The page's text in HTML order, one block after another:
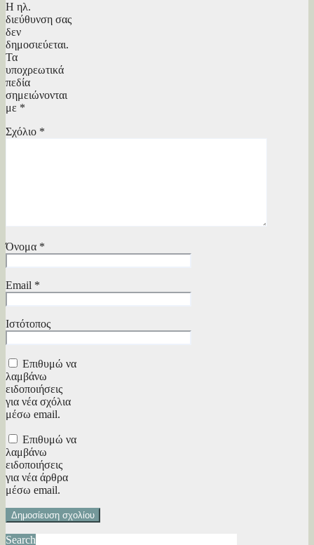
Η ηλ.
διεύθυνση σας
δεν
δημοσιεύεται.
Τα
υποχρεωτικά
πεδία
σημειώνονται
με *
Σχόλιο *
Όνομα *
Email *
Ιστότοπος
Επιθυμώ να
λαμβάνω
ειδοποιήσεις
για νέα σχόλια
μέσω email.
Επιθυμώ να
λαμβάνω
ειδοποιήσεις
για νέα άρθρα
μέσω email.
Search